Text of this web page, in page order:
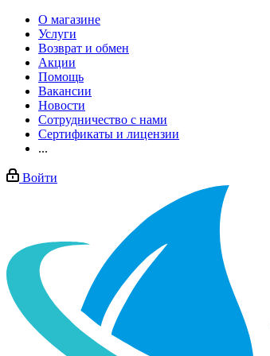
О магазине
Услуги
Возврат и обмен
Акции
Помощь
Вакансии
Новости
Сотрудничество с нами
Сертификаты и лицензии
...
Войти